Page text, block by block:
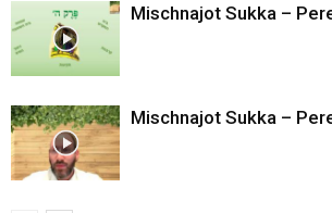
Mischnajot Sukka –
Mischnajot Sukka –